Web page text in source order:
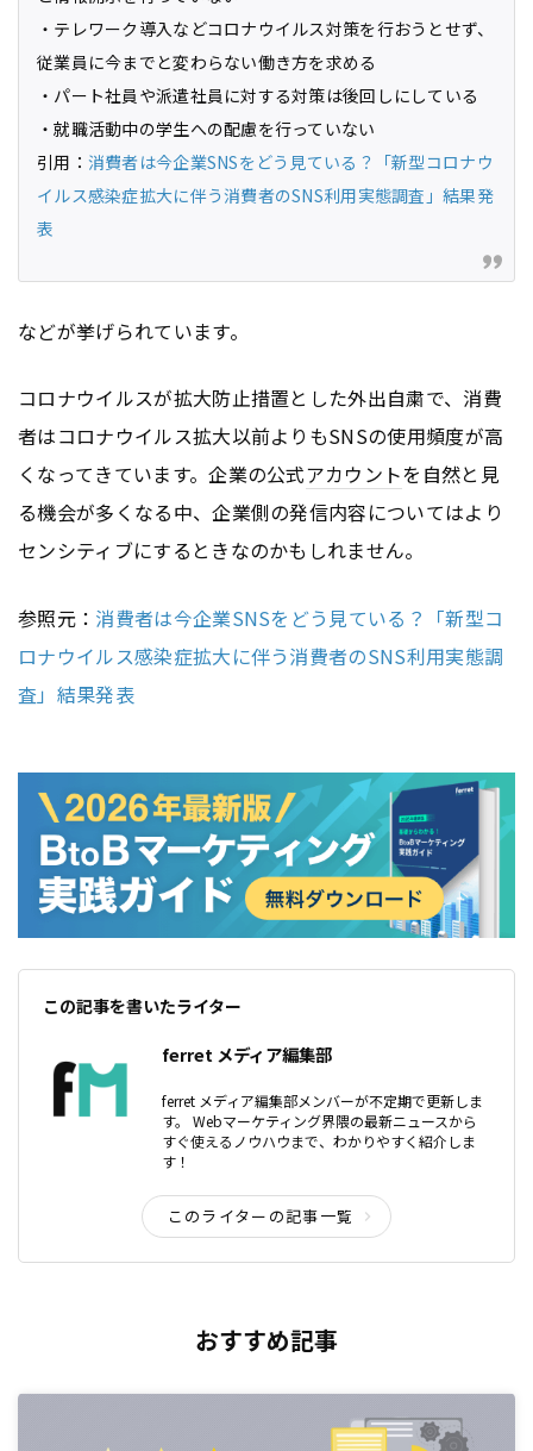
・テレワーク導入などコロナウイルス対策を行おうとせず、
従業員に今までと変わらない働き方を求める
・パート社員や派遣社員に対する対策は後回しにしている
・就職活動中の学生への配慮を行っていない
引用： 消費者は今企業SNSをどう見ている？「新型コロナウ
イルス感染症拡大に伴う消費者のSNS利用実態調査」結果発
表
などが挙げられています。
コロナウイルスが拡大防止措置とした外出自粛で、消費
者はコロナウイルス拡大以前よりもSNSの使用頻度が高
くなってきています。企業の公式アカウントを自然と見
る機会が多くなる中、企業側の発信内容についてはより
センシティブにするときなのかもしれません。
参照元： 消費者は今企業SNSをどう見ている？「新型コ
ロナウイルス感染症拡大に伴う消費者のSNS利用実態調
査」結果発表
この記事を書いたライター
ferret メディア編集部
ferret メディア編集部メンバーが不定期で更新しま
す。 Webマーケティング界隈の最新ニュースから
すぐ使えるノウハウまで、わかりやすく紹介しま
す！
このライターの記事一覧
おすすめ記事